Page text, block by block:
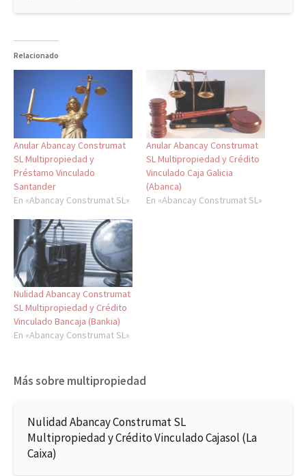
Relacionado
Anular Abancay Construmat
SL Multipropiedad y
Préstamo Vinculado
Santander
En «Abancay Construmat SL»
Anular Abancay Construmat
SL Multipropiedad y Crédito
Vinculado Caja Galicia
(Abanca)
En «Abancay Construmat SL»
Nulidad Abancay Construmat
SL Multipropiedad y Crédito
Vinculado Bancaja (Bankia)
En «Abancay Construmat SL»
Más sobre multipropiedad
Nulidad Abancay Construmat SL
Multipropiedad y Crédito Vinculado Cajasol (La
Caixa)